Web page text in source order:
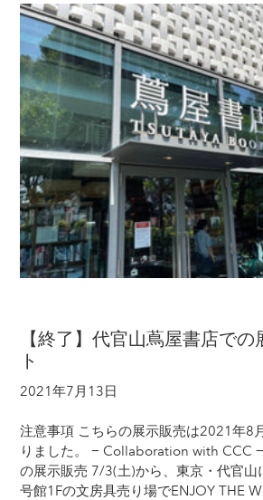
【終了】代官山蔦屋書店で
ト
2021年7月13日
注意事項 こちらの展示販売は2021年8
りました。 − Collaboration with CCC
の展示販売 7/3(土)から、東京・代官山
号館1Fの文房具売り場でENJOY THE